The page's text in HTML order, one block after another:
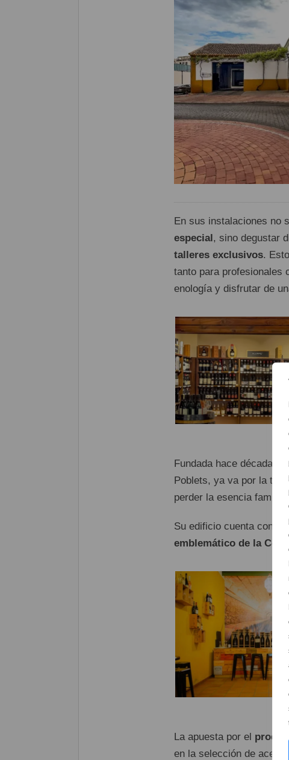
En sus instalaciones no
especial, sino degustar
talleres exclusivos.
tanto para profesionales
enología y disfrutar de
Fundada hace décadas
Poblets, ya va por la
perder la esencia
Su edificio cuenta con
emblemático de la
La apuesta por el
en la selección de